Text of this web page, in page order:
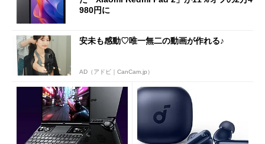
980円に
安未も感動♡唯一無二の動画が作れる♪
AD（アドビ｜CanCam.jp）